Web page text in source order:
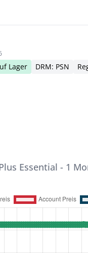
Lager DRM: PSN
Essential - 1